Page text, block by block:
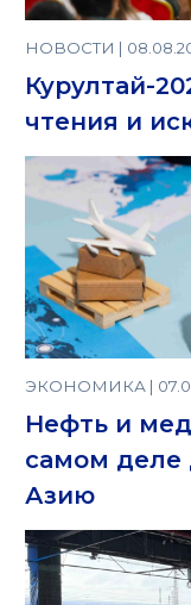
НОВОСТИ |
Курултай-
чтения и
ЭКОНОМИКА |
Нефть и
самом деле
Азию